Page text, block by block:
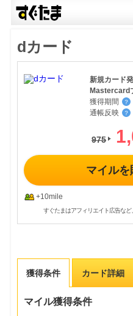
dカード
新規カード
Mastercard
獲得期間
？
通帳反映
？
975
マイルを
+10mile
すぐたまはアフィリエイト広告な
獲得条件 カード詳細
マイル獲得条件